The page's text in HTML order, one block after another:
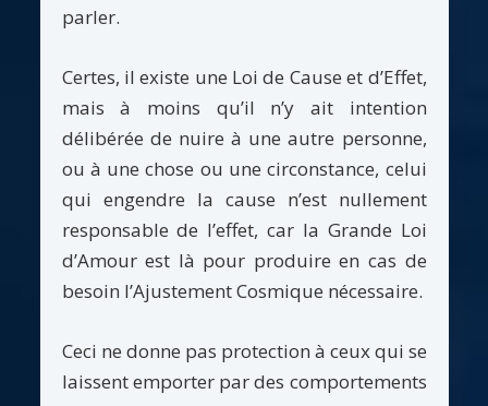
parler.
Certes, il existe une Loi de Cause et d’Effet,
mais à moins qu’il n’y ait intention
délibérée de nuire à une autre personne,
ou à une chose ou une circonstance, celui
qui engendre la cause n’est nullement
responsable de l’effet, car la Grande Loi
d’Amour est là pour produire en cas de
besoin l’Ajustement Cosmique nécessaire.
Ceci ne donne pas protection à ceux qui se
laissent emporter par des comportements